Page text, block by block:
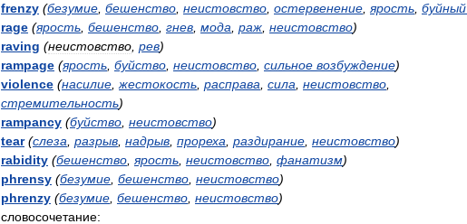
frenzy (безумие бешенство неистовство остервенение ярость буйный
rage (ярость бешенство гнев мода раж неистовство)
raving (неистовство рев)
rampage (ярость буйство неистовство сильное возбуждение)
violence (насилие жестокость расправа сила неистовство
стремительность)
rampancy (буйство неистовство)
tear (слеза разрыв надрыв прореха раздирание неистовство)
rabidity (бешенство ярость неистовство фанатизм)
phrensy (безумие бешенство неистовство)
phrenzy (безумие бешенство неистовство)
словосочетание: